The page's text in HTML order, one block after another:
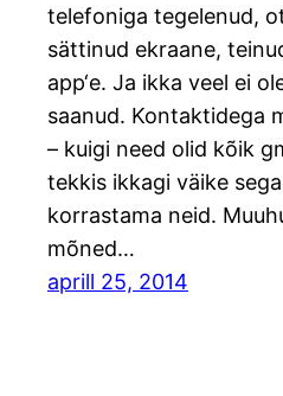
telefoniga tegelenud,
sättinud ekraane,
app‘e. Ja ikka veel ei
saanud. Kontaktidega
– kuigi need olid kõik
tekkis ikkagi väike
korrastama neid.
mõned…
aprill 25, 2014